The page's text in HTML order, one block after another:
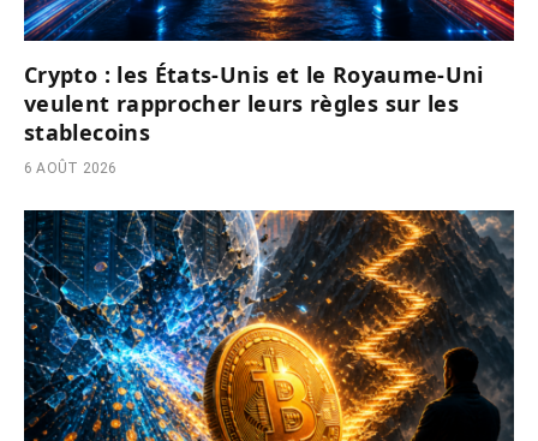
Crypto : les États-Unis et le Royaume-Uni
veulent rapprocher leurs règles sur les
stablecoins
6 AOÛT 2026